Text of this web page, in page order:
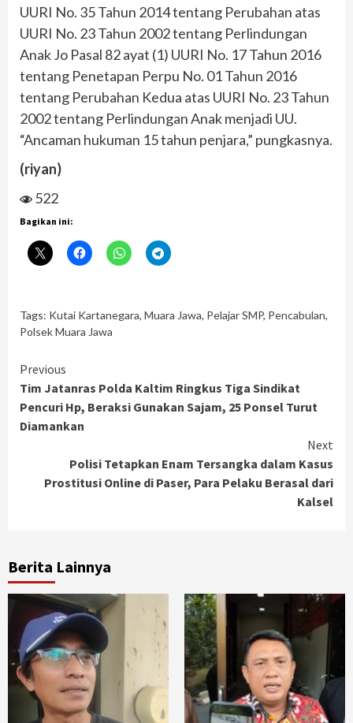
UURI No. 35 Tahun 2014 tentang Perubahan atas
UURI No. 23 Tahun 2002 tentang Perlindungan
Anak Jo Pasal 82 ayat (1) UURI No. 17 Tahun 2016
tentang Penetapan Perpu No. 01 Tahun 2016
tentang Perubahan Kedua atas UURI No. 23 Tahun
2002 tentang Perlindungan Anak menjadi UU.
“Ancaman hukuman 15 tahun penjara,” pungkasnya.
(riyan)
522
Bagikan ini:
Tags: Kutai Kartanegara, Muara Jawa, Pelajar SMP, Pencabulan,
Polsek Muara Jawa
Continue
Reading
Previous
Tim Jatanras Polda Kaltim Ringkus Tiga Sindikat
Pencuri Hp, Beraksi Gunakan Sajam, 25 Ponsel Turut
Diamankan
Next
Polisi Tetapkan Enam Tersangka dalam Kasus
Prostitusi Online di Paser, Para Pelaku Berasal dari
Kalsel
Berita Lainnya